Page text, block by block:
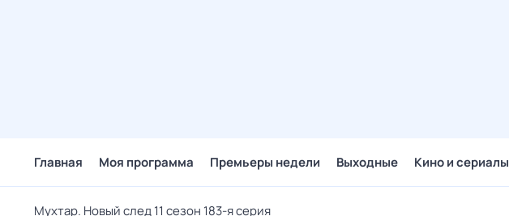
Главная Моя программа Премьеры недели Выходные Кино и сериалы
Мухтар. Новый след 11 сезон 183-я серия